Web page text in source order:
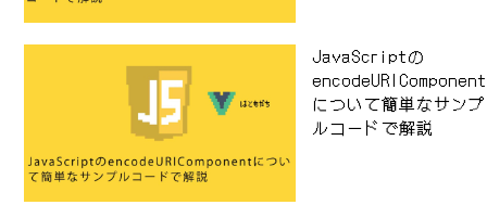
JavaScriptの
encodeURIComponent
について簡単なサンプ
ルコードで解説